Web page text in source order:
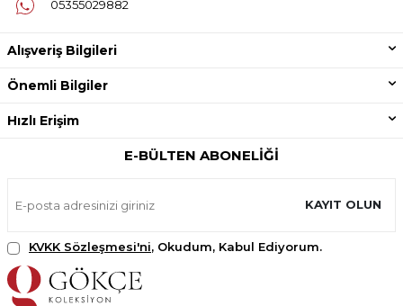
05355029882
Alışveriş Bilgileri
Önemli Bilgiler
Hızlı Erişim
E-BÜLTEN ABONELIĞI
KAYIT OLUN
KVKK Sözleşmesi'ni, Okudum, Kabul Ediyorum.